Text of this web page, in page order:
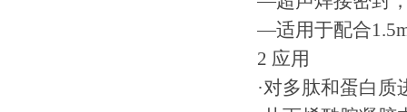
—适用于配合
2 应用
·对多肽和蛋白